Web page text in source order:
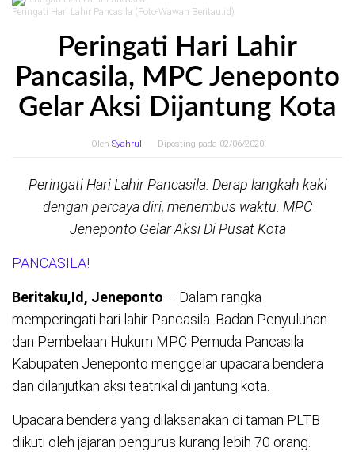
Peringati Hari Lahir Pancasila (Foto-Wawan Beritau.id)
Peringati Hari Lahir
Pancasila, MPC Jeneponto
Gelar Aksi Dijantung Kota
Oleh Syahrul Diposting pada 02/06/2020
Peringati Hari Lahir Pancasila. Derap langkah kaki
dengan percaya diri, menembus waktu. MPC
Jeneponto Gelar Aksi Di Pusat Kota
PANCASILA!
Beritaku,Id, Jeneponto – Dalam rangka
memperingati hari lahir Pancasila. Badan Penyuluhan
dan Pembelaan Hukum MPC Pemuda Pancasila
Kabupaten Jeneponto menggelar upacara bendera
dan dilanjutkan aksi teatrikal di jantung kota.
Upacara bendera yang dilaksanakan di taman PLTB
diikuti oleh jajaran pengurus kurang lebih 70 orang.